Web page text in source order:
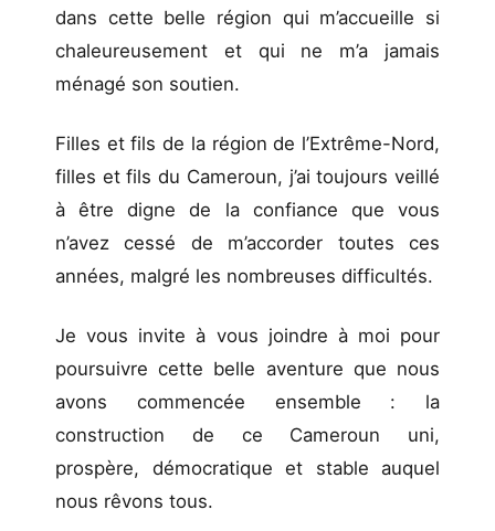
dans cette belle région qui m’accueille si
chaleureusement et qui ne m’a jamais
ménagé son soutien.
Filles et fils de la région de l’Extrême-Nord,
filles et fils du Cameroun, j’ai toujours veillé
à être digne de la confiance que vous
n’avez cessé de m’accorder toutes ces
années, malgré les nombreuses difficultés.
Je vous invite à vous joindre à moi pour
poursuivre cette belle aventure que nous
avons commencée ensemble : la
construction de ce Cameroun uni,
prospère, démocratique et stable auquel
nous rêvons tous.